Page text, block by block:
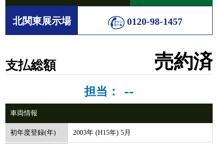
北関東展示場 0120-98-1457
支払総額 売約済
担当： --
車両情報
初年度登録(年) 2003年 (H15年) 5月